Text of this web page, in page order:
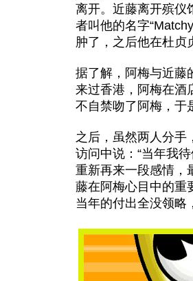
离开。近藤离开殡仪
者叫他的名字
肿了，之后他在杜贞
据了解，阿梅与近藤
来过香港，阿梅在酒
不自禁吻了阿梅，于
之后，虽然两人分手
访问中说：“当年我
重新再来一段感情，
藤在阿梅心目中的重
当年的付出全没领略